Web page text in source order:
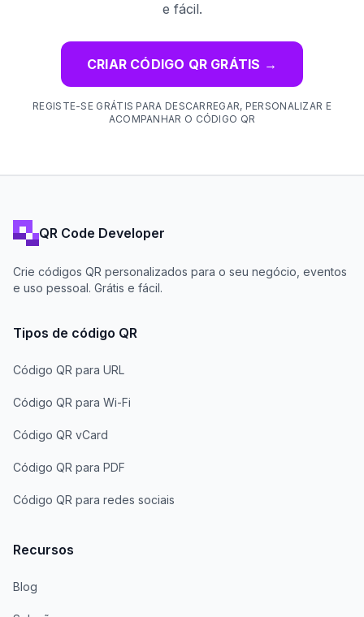
e fácil.
CRIAR CÓDIGO QR GRÁTIS →
REGISTE-SE GRÁTIS PARA DESCARREGAR, PERSONALIZAR E
ACOMPANHAR O CÓDIGO QR
QR Code Developer
Crie códigos QR personalizados para o seu negócio, eventos
e uso pessoal. Grátis e fácil.
Tipos de código QR
Código QR para URL
Código QR para Wi-Fi
Código QR vCard
Código QR para PDF
Código QR para redes sociais
Recursos
Blog